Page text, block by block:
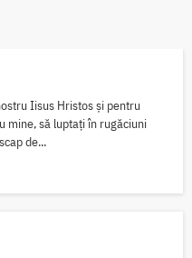
Iisus Hristos și pentru
mine, să luptați în rugăciuni
de...